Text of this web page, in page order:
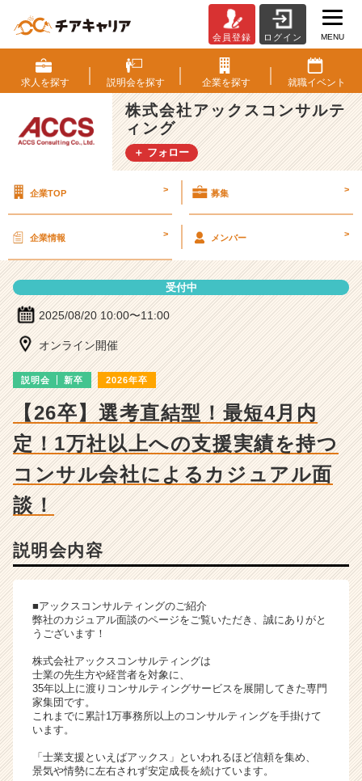
式
会
社
ア
ッ
ク
ス
サ
ィ
ン
グ
の
詳
|
ベ
ン
チ
ャ
業
ら
ス
ウ
ト
が
く
活
サ
会員登録 ログイン MENU
求人を探す 説明会を探す 企業を探す 就職イベント
株式会社アックスコンサルテ
ィング
＋ フォロー
企業TOP > 募集 >
企業情報 > メンバー >
受付中
2025/08/20 10:00〜11:00
オンライン開催
説明会 新卒 2026年卒
【26卒】選考直結型！最短4月内
定！1万社以上への支援実績を持つ
コンサル会社によるカジュアル面
談！
説明会内容
■アックスコンサルティングのご紹介
弊社のカジュアル面談のページをご覧いただき、誠にありがと
うございます！
株式会社アックスコンサルティングは
士業の先生方や経営者を対象に、
35年以上に渡りコンサルティングサービスを展開してきた専門
家集団です。
これまでに累計1万事務所以上のコンサルティングを手掛けて
います。
「士業支援といえばアックス」といわれるほど信頼を集め、
景気や情勢に左右されず安定成長を続けています。